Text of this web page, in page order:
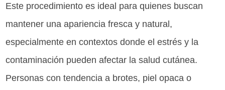
Este procedimiento es ideal para quienes buscan
mantener una apariencia fresca y natural,
especialmente en contextos donde el estrés y la
contaminación pueden afectar la salud cutánea.
Personas con tendencia a brotes, piel opaca o